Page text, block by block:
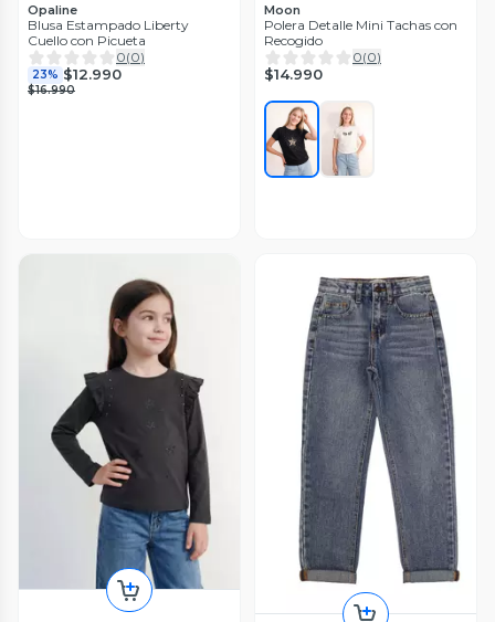
Opaline
Blusa Estampado Liberty
Cuello con Picueta
0(0)
23% $12.990
$16.990
Moon
Polera Detalle Mini Tachas con
Recogido
0(0)
$14.990